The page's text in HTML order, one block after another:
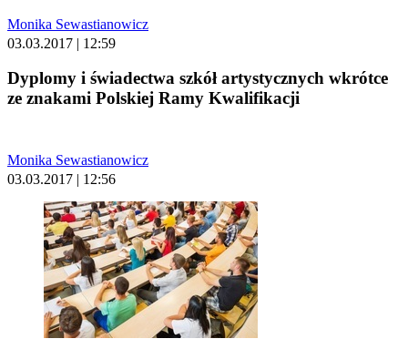
Monika Sewastianowicz
03.03.2017 | 12:59
Dyplomy i świadectwa szkół artystycznych wkrótce
ze znakami Polskiej Ramy Kwalifikacji
Monika Sewastianowicz
03.03.2017 | 12:56